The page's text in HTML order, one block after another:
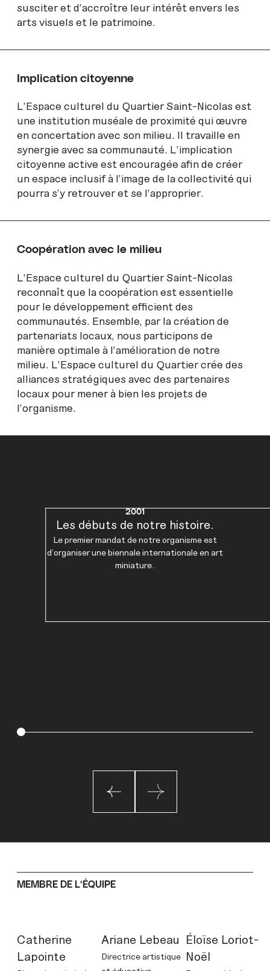
susciter et d’accroître leur intérêt envers les
arts visuels et le patrimoine.
Implication citoyenne
L’Espace culturel du Quartier Saint-Nicolas est
une institution muséale de proximité qui œuvre
en concertation avec son milieu. Il travaille en
synergie avec sa communauté. L’implication
citoyenne active est encouragée afin de créer
un espace inclusif à l’image de la collectivité qui
pourra s’y retrouver et se l’approprier.
Coopération avec le milieu
L’Espace culturel du Quartier Saint-Nicolas
reconnaît que la coopération est essentielle
pour le développement efficient des
communautés. Ensemble, par la création de
partenariats locaux, nous participons de
manière optimale à l’amélioration de notre
milieu. L’Espace culturel du Quartier crée des
alliances stratégiques avec des partenaires
locaux pour mener à bien les projets de
l’organisme.
2001
2017
2021
2001
Les débuts de notre histoire.
Le premier mandat de notre organisme est
d’organiser une biennale internationale en art
miniature.
MEMBRE DE L’ÉQUIPE
Catherine
Lapointe
Ariane Lebeau
Directrice artistique
Éloïse Loriot-
Noël